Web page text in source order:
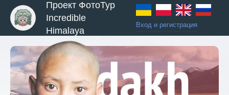
Проект ФотоТур
Incredible
Himalaya
Вход и регистрация